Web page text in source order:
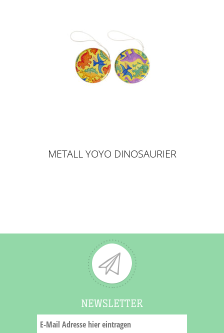
METALL YOYO DINOSAURIER
NEWSLETTER